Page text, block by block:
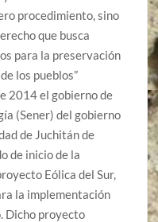
procedimiento, sino
que busca
para la preservación
los pueblos”
2014 el gobierno de
(Sener) del gobierno
de Juchitán de
de inicio de la
Eólica del Sur,
la implementación
Dicho proyecto